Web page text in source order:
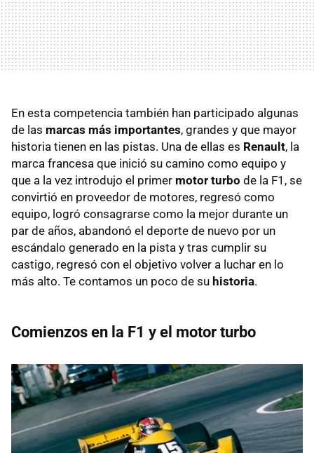
En esta competencia también han participado algunas
de las marcas más importantes, grandes y que mayor
historia tienen en las pistas. Una de ellas es Renault, la
marca francesa que inició su camino como equipo y
que a la vez introdujo el primer motor turbo de la F1, se
convirtió en proveedor de motores, regresó como
equipo, logró consagrarse como la mejor durante un
par de años, abandonó el deporte de nuevo por un
escándalo generado en la pista y tras cumplir su
castigo, regresó con el objetivo volver a luchar en lo
más alto. Te contamos un poco de su historia.
Comienzos en la F1 y el motor turbo